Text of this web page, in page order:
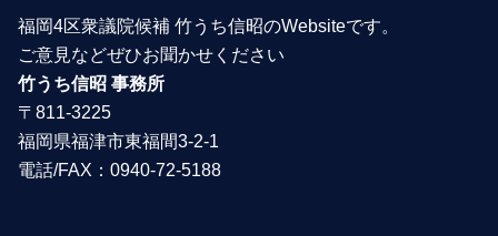
福岡4区衆議院候補 竹うち信昭のWebsiteです。
ご意見などぜひお聞かせください
竹うち信昭 事務所
〒811-3225
福岡県福津市東福間3-2-1
電話/FAX：0940-72-5188